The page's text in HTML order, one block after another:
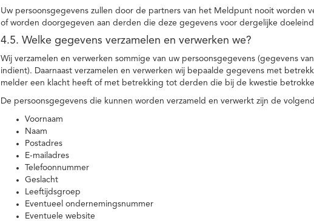
Uw persoonsgegevens zullen door de partners van het Meldpunt nooit worden
of worden doorgegeven aan derden die deze gegevens voor dergelijke
4.5. Welke gegevens verzamelen en verwerken we?
Wij verzamelen en verwerken sommige van uw persoonsgegevens (gegevens
indient). Daarnaast verzamelen en verwerken wij bepaalde gegevens met
melder een klacht heeft of met betrekking tot derden die bij de kwestie
De persoonsgegevens die kunnen worden verzameld en verwerkt zijn de
Voornaam
Naam
Postadres
E-mailadres
Telefoonnummer
Geslacht
Leeftijdsgroep
Eventueel ondernemingsnummer
Eventuele website